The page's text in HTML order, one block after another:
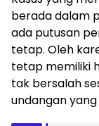
berada dalam
ada putusan
tetap. Oleh
tetap memiliki
tak bersalah
undangan